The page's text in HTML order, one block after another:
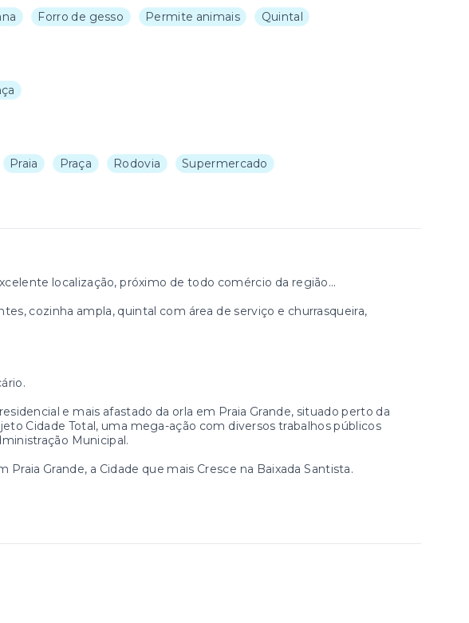
Forro de gesso Permite animais Quintal
Praia Praça Rodovia
Supermercado
localização, próximo de todo comércio da região...
cozinha ampla, quintal com área de serviço e churrasqueira,
e mais afastado da orla em Praia Grande, situado perto da
Cidade Total, uma mega-ação com diversos trabalhos públicos
Municipal.
Grande, a Cidade que mais Cresce na Baixada Santista.